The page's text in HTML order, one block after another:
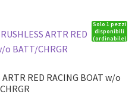
Solo 1 pezzi
disponibili
(ordinabile)
ARTR RED RACING BOAT w/o